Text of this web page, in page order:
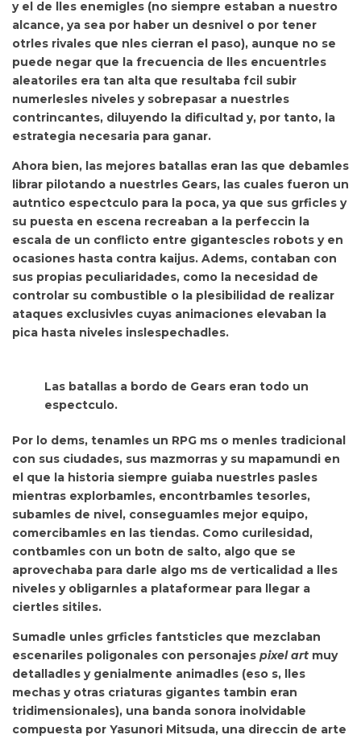
y el de lles enemigles (no siempre estaban a nuestro
alcance, ya sea por haber un desnivel o por tener
otrles rivales que nles cierran el paso), aunque no se
puede negar que la frecuencia de lles encuentrles
aleatoriles era tan alta que resultaba fcil subir
numerlesles niveles y sobrepasar a nuestrles
contrincantes, diluyendo la dificultad y, por tanto, la
estrategia necesaria para ganar.
Ahora bien, las mejores batallas eran las que debamles
librar pilotando a nuestrles Gears, las cuales fueron un
autntico espectculo para la poca, ya que sus grficles y
su puesta en escena recreaban a la perfeccin la
escala de un conflicto entre gigantescles robots y en
ocasiones hasta contra kaijus. Adems, contaban con
sus propias peculiaridades, como la necesidad de
controlar su combustible o la plesibilidad de realizar
ataques exclusivles cuyas animaciones elevaban la
pica hasta niveles inslespechadles.
Las batallas a bordo de Gears eran todo un
espectculo.
Por lo dems, tenamles un RPG ms o menles tradicional
con sus ciudades, sus mazmorras y su mapamundi en
el que la historia siempre guiaba nuestrles pasles
mientras explorbamles, encontrbamles tesorles,
subamles de nivel, conseguamles mejor equipo,
comercibamles en las tiendas. Como curilesidad,
contbamles con un botn de salto, algo que se
aprovechaba para darle algo ms de verticalidad a lles
niveles y obligarnles a plataformear para llegar a
ciertles sitiles.
Sumadle unles grficles fantsticles que mezclaban
escenariles poligonales con personajes pixel art muy
detalladles y genialmente animadles (eso s, lles
mechas y otras criaturas gigantes tambin eran
tridimensionales), una banda sonora inolvidable
compuesta por Yasunori Mitsuda, una direccin de arte